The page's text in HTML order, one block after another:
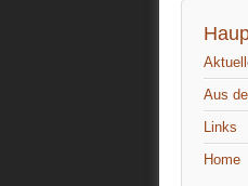
Aus
Links
Home